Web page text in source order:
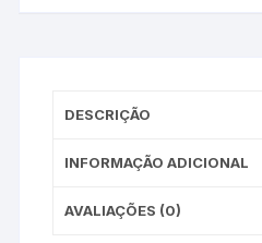
DESCRIÇÃO
INFORMAÇÃO ADICIONAL
AVALIAÇÕES (0)